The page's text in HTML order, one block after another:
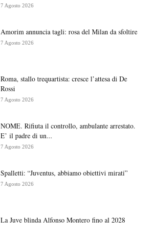
7 Agosto 2026
Amorim annuncia tagli: rosa del Milan da sfoltire
7 Agosto 2026
Roma, stallo trequartista: cresce l’attesa di De
Rossi
7 Agosto 2026
NOME. Rifiuta il controllo, ambulante arrestato.
E’ il padre di un...
7 Agosto 2026
Spalletti: “Juventus, abbiamo obiettivi mirati”
7 Agosto 2026
La Juve blinda Alfonso Montero fino al 2028